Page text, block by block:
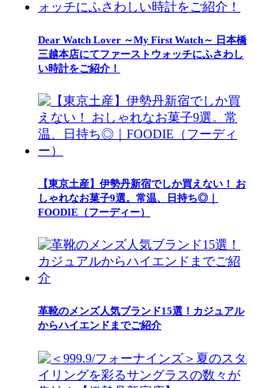
Dear Watch Lover ～My First Watch～ 日本橋
三越本店にてファーストウォッチにふさわし
い時計をご紹介！
【東京土産】伊勢丹新宿でしか買えない！ お
しゃれなお菓子9選。常温、日持ち◎｜
FOODIE（フーディー）
革靴のメンズ人気ブランド15選！カジュアル
からハイエンドまでご紹介